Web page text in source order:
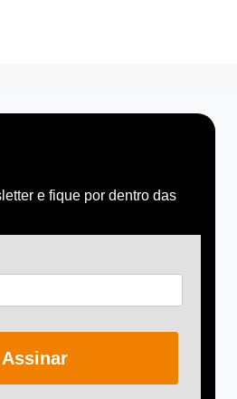
e fique por dentro das
Assinar